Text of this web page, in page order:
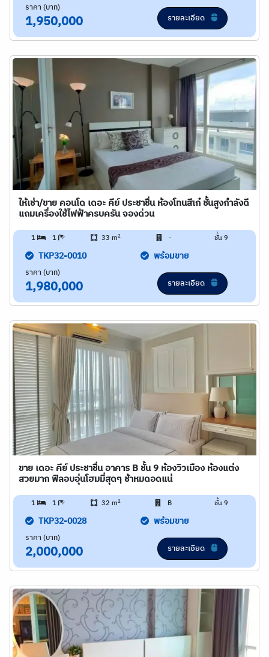
ราคา (บาท)
1,950,000 รายละเอียด
ให้เช่า/ขาย คอนโด เดอะ คีย์ ประชาชื่น ห้องโทนสีเก๋ ชั้นสูงกำลังดี
แถมเครื่องใช้ไฟฟ้าครบครัน จองด่วน
1 1 33 m2 - ชั้น 9
TKP32-0010 พร้อมขาย
ราคา (บาท)
1,980,000 รายละเอียด
ขาย เดอะ คีย์ ประชาชื่น อาคาร B ชั้น 9 ห้องวิวเมือง ห้องแต่ง
สวยมาก ฟิลอบอุ่นโฮมมี่สุดๆ ช้าหมดอดแน่
1 1 32 m2 B ชั้น 9
TKP32-0028 พร้อมขาย
ราคา (บาท)
2,000,000 รายละเอียด